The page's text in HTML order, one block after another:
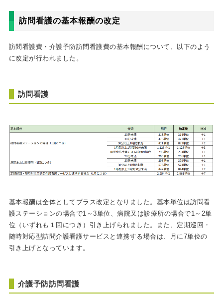
訪問看護の基本報酬の改定
訪問看護費・介護予防訪問看護費の基本報酬について、以下のよう
に改定が行われました。
訪問看護
基本報酬は全体としてプラス改定 とな りました。 基本単位は訪問看
護ステーションの場合で1～3単位、病院又は診療所の場合で1～2単
位（いずれも１ 回 につき）引き上げられました。また、定期巡回・
随時対応型訪問介護看護サービスと連携する場合は、月に7単位の
引き上げとなっています。
介護予防訪問看護